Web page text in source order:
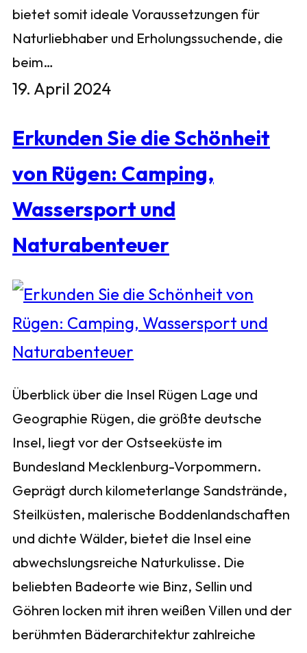
bietet somit ideale Voraussetzungen für
Naturliebhaber und Erholungssuchende, die
beim…
19. April 2024
Erkunden Sie die Schönheit
von Rügen: Camping,
Wassersport und
Naturabenteuer
Überblick über die Insel Rügen Lage und
Geographie Rügen, die größte deutsche
Insel, liegt vor der Ostseeküste im
Bundesland Mecklenburg-Vorpommern.
Geprägt durch kilometerlange Sandstrände,
Steilküsten, malerische Boddenlandschaften
und dichte Wälder, bietet die Insel eine
abwechslungsreiche Naturkulisse. Die
beliebten Badeorte wie Binz, Sellin und
Göhren locken mit ihren weißen Villen und der
berühmten Bäderarchitektur zahlreiche